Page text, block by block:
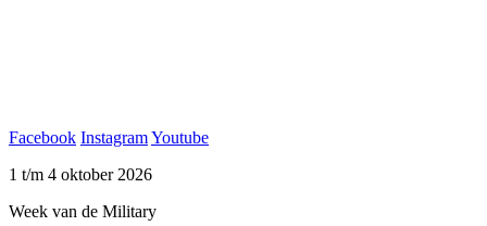
Facebook InstagramYoutube
1 t/m 4 oktober 2026
Week van de Military